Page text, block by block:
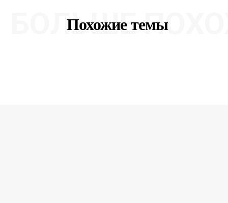
Похожие темы
БОЛЬШЕ